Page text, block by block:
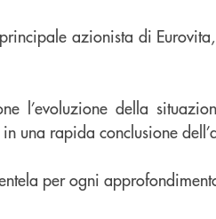
azionista di
l’evoluzione della
una rapida conclusione
per ogni